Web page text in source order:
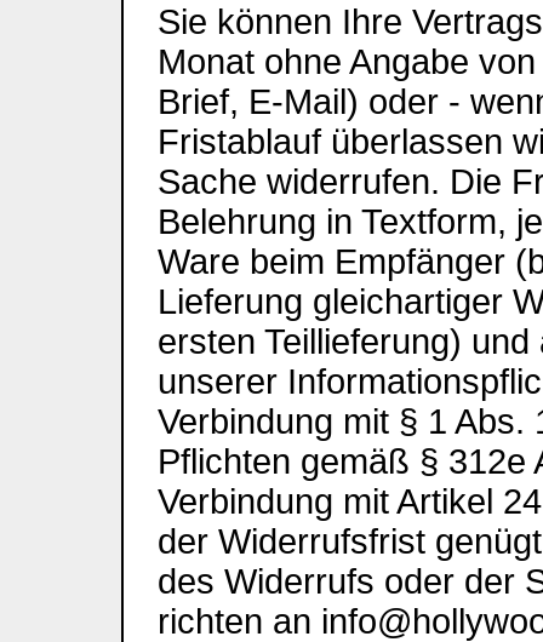
Sie können Ihre
Monat ohne Angabe
Brief, E-Mail) oder -
Fristablauf überlassen
Sache widerrufen. Die
Belehrung in Textform,
Ware beim Empfänger
Lieferung gleichartiger
ersten Teillieferung)
unserer
Verbindung mit § 1
Pflichten gemäß § 312e
Verbindung mit Artikel
der Widerrufsfrist
des Widerrufs oder der
richten an